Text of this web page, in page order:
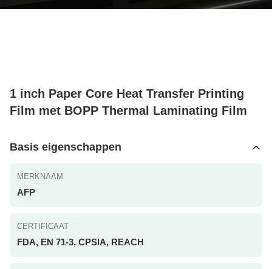
1 inch Paper Core Heat Transfer Printing
Film met BOPP Thermal Laminating Film
Basis eigenschappen
MERKNAAM
AFP
CERTIFICAAT
FDA, EN 71-3, CPSIA, REACH